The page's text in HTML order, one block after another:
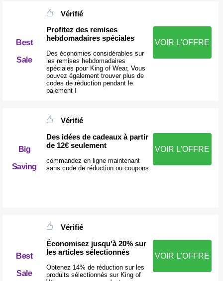
Best
Sale
Vérifié
Profitez des remises
hebdomadaires spéciales
Des économies considérables sur
les remises hebdomadaires
spéciales pour King of Wear, Vous
pouvez également trouver plus de
codes de réduction pendant le
paiement !
VOIR L'OFFRE
Big
Saving
Vérifié
Des idées de cadeaux à partir
de 12€ seulement
commandez en ligne maintenant
sans code de réduction ou coupons
VOIR L'OFFRE
Best
Sale
Vérifié
Économisez jusqu'à 20% sur
les articles sélectionnés
Obtenez 14% de réduction sur les
produits sélectionnés sur King of
VOIR L'OFFRE